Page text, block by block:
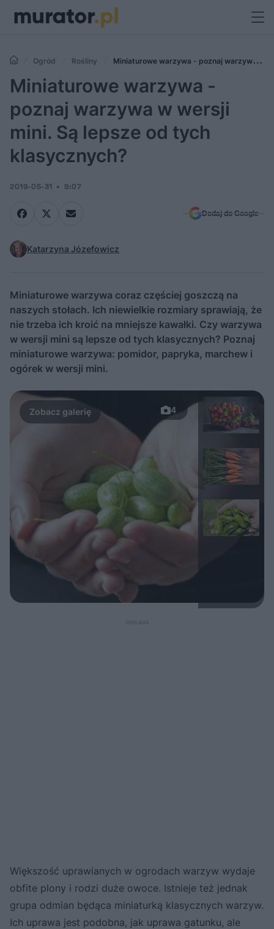
Ogród Rośliny
Miniaturowe warzywa - poznaj warzywa w
wersji mini. Są lepsze od tych klasycznych?
Miniaturowe warzywa -
poznaj warzywa w wersji
mini. Są lepsze od tych
klasycznych?
2019-05-31 9:07
Dodaj do Google
Katarzyna Józefowicz
Miniaturowe warzywa coraz częściej goszczą na
naszych stołach. Ich niewielkie rozmiary sprawiają, że
nie trzeba ich kroić na mniejsze kawałki. Czy warzywa
w wersji mini są lepsze od tych klasycznych? Poznaj
miniaturowe warzywa: pomidor, papryka, marchew i
ogórek w wersji mini.
4
Większość uprawianych w ogrodach warzyw wydaje
obfite plony i rodzi duże owoce. Istnieje też jednak
grupa odmian będąca miniaturką klasycznych warzyw.
Ich uprawa jest podobna, jak uprawa gatunku, ale